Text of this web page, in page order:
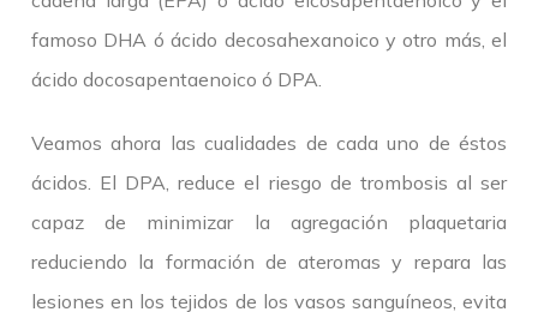
famoso DHA ó ácido decosahexanoico y otro más, el
ácido docosapentaenoico ó DPA.
Veamos ahora las cualidades de cada uno de éstos
ácidos. El DPA, reduce el riesgo de trombosis al ser
capaz de minimizar la agregación plaquetaria
reduciendo la formación de ateromas y repara las
lesiones en los tejidos de los vasos sanguíneos, evita